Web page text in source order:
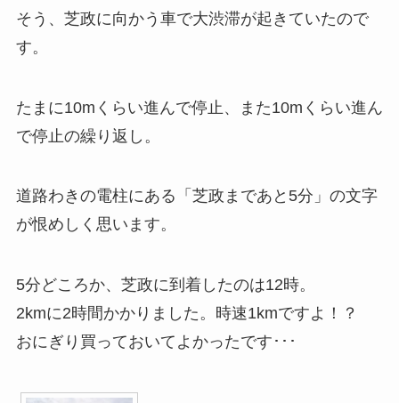
そう、芝政に向かう車で大渋滞が起きていたので
す。
たまに10mくらい進んで停止、また10mくらい進ん
で停止の繰り返し。
道路わきの電柱にある「芝政まであと5分」の文字
が恨めしく思います。
5分どころか、芝政に到着したのは12時。
2kmに2時間かかりました。時速1kmですよ！？
おにぎり買っておいてよかったです･･･